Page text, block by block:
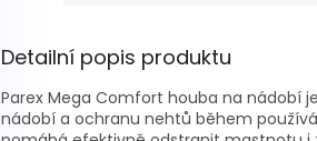
Detailní popis produktu
Parex Mega Comfort houba na nádobí
nádobí a ochranu nehtů během